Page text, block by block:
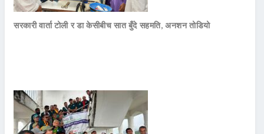
सरकारी वार्ता टोली र डा केसीबीच सात बुँदे सहमति, अनशन तोडियो